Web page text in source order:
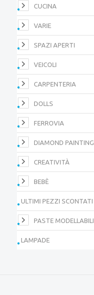
CUCINA
VARIE
SPAZI APERTI
VEICOLI
CARPENTERIA
DOLLS
FERROVIA
DIAMOND PAINTING
CREATIVITÀ
BEBÈ
ULTIMI PEZZI SCONTATI
PASTE MODELLABILI
LAMPADE